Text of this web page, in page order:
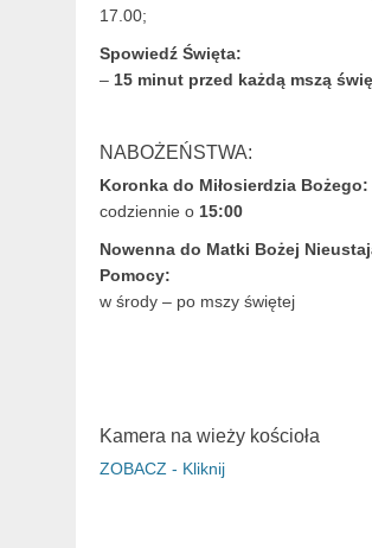
17.00;
Spowiedź Święta:
– 15 minut przed każdą mszą
NABOŻEŃSTWA:
Koronka do Miłosierdzia Bożego:
codziennie o 15:00
Nowenna do Matki Bożej
Pomocy:
w środy – po mszy świętej
Kamera na wieży kościoła
ZOBACZ - Kliknij